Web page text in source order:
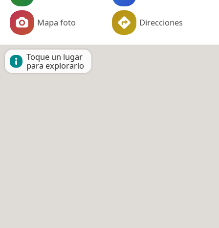
Mapa foto Direcciones
Toque un lugar
para explorarlo